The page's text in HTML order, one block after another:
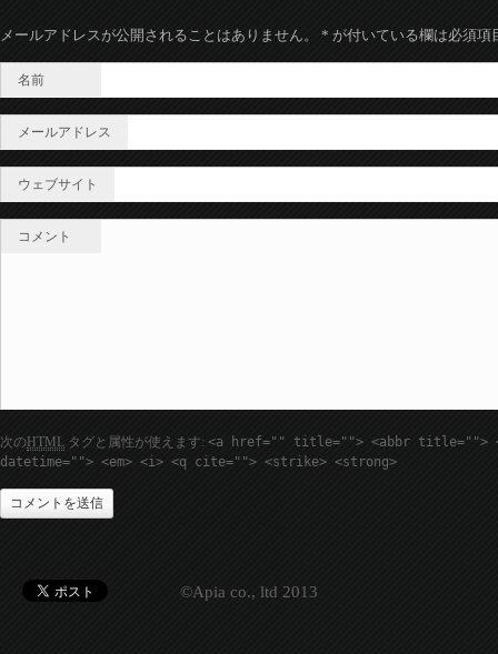
メールアドレスが公開されることはありません。 * が付いている欄は必須項
名前
メールアドレス
ウェブサイト
コメント
次のHTML タグと属性が使えます: <a href="" title=""> <abbr title="">
datetime=""> <em> <i> <q cite=""> <strike> <strong>
©Apia co., ltd 2013